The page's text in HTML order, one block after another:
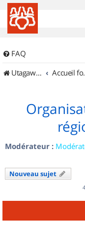
FAQ
UtagawaVTT (Randos VTT et VTTAE avec traces GPS)
Modérateur :
Nouveau sujet